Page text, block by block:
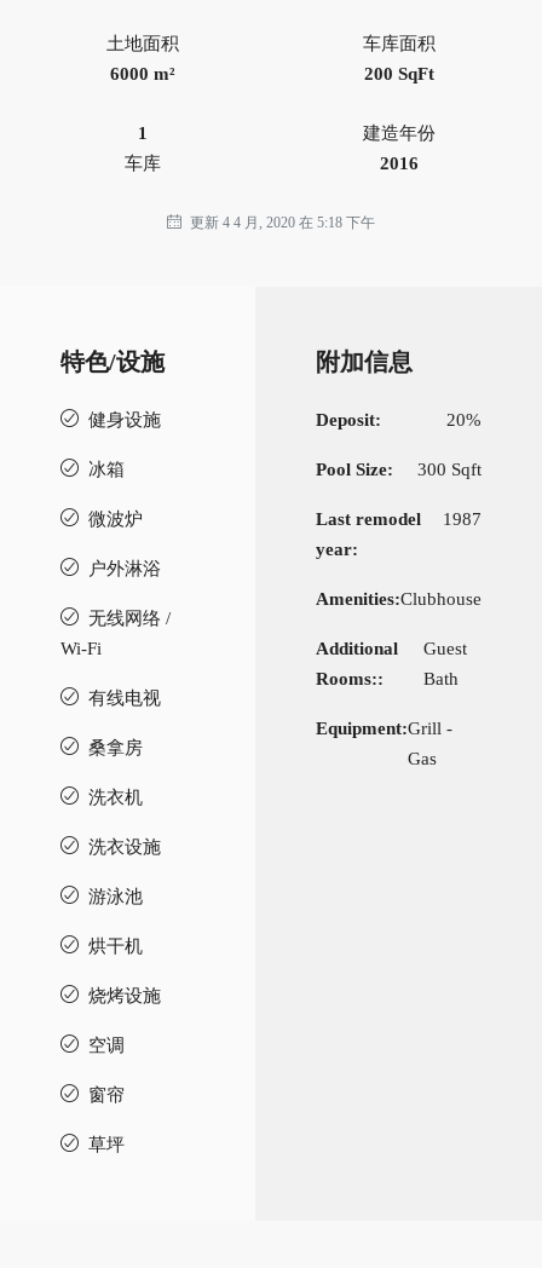
土地面积
6000 m²
车库面积
200 SqFt
1
车库
建造年份
2016
更新 4 4 月, 2020 在 5:18 下午
特色/设施
健身设施
冰箱
微波炉
户外淋浴
无线网络 /
Wi-Fi
有线电视
桑拿房
洗衣机
洗衣设施
游泳池
烘干机
烧烤设施
空调
窗帘
草坪
附加信息
Deposit: 20%
Pool Size: 300 Sqft
Last remodel
year:
1987
Amenities:Clubhouse
Additional
Rooms::
Guest
Bath
Equipment:Grill -
Gas